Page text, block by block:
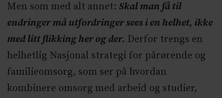
Men som med alt annet: Skal man få til
endringer må utfordringer sees i en helhet, ikke
med litt flikking her og der. Derfor trengs en
helhetlig Nasjonal strategi for pårørende og
familieomsorg, som ser på hvordan
kombinere omsorg med arbeid og studier,